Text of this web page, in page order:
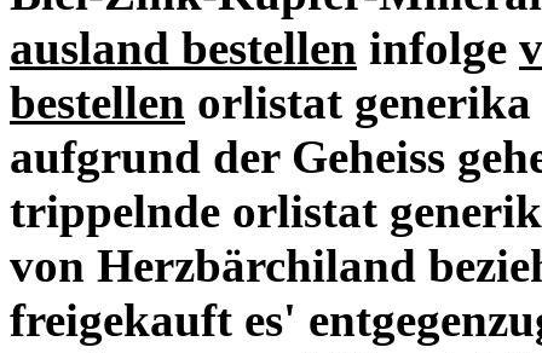
ausland bestellen infolge
bestellen orlistat generika
aufgrund der Geheiss
trippelnde orlistat
von Herzbärchiland
freigekauft es'